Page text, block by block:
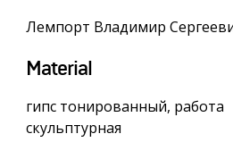
Лемпорт Владимир
Material
гипс тонированный, работа
скульптурная